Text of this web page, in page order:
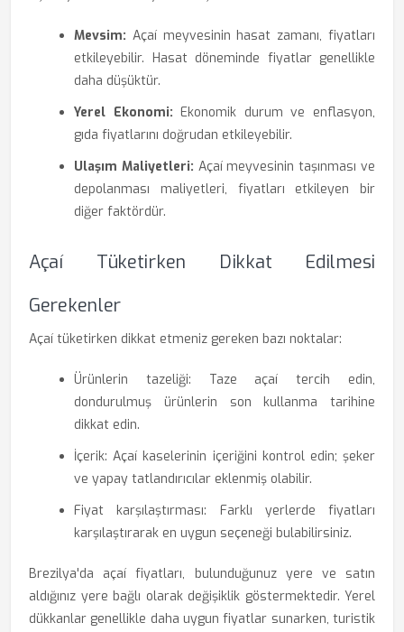
Mevsim: Açaí meyvesinin hasat zamanı, fiyatları
etkileyebilir. Hasat döneminde fiyatlar genellikle
daha düşüktür.
Yerel Ekonomi: Ekonomik durum ve enflasyon,
gıda fiyatlarını doğrudan etkileyebilir.
Ulaşım Maliyetleri: Açaí meyvesinin taşınması ve
depolanması maliyetleri, fiyatları etkileyen bir
diğer faktördür.
Açaí Tüketirken Dikkat Edilmesi
Gerekenler
Açaí tüketirken dikkat etmeniz gereken bazı noktalar:
Ürünlerin tazeliği: Taze açaí tercih edin,
dondurulmuş ürünlerin son kullanma tarihine
dikkat edin.
İçerik: Açaí kaselerinin içeriğini kontrol edin; şeker
ve yapay tatlandırıcılar eklenmiş olabilir.
Fiyat karşılaştırması: Farklı yerlerde fiyatları
karşılaştırarak en uygun seçeneği bulabilirsiniz.
Brezilya'da açaí fiyatları, bulunduğunuz yere ve satın
aldığınız yere bağlı olarak değişiklik göstermektedir. Yerel
dükkanlar genellikle daha uygun fiyatlar sunarken, turistik